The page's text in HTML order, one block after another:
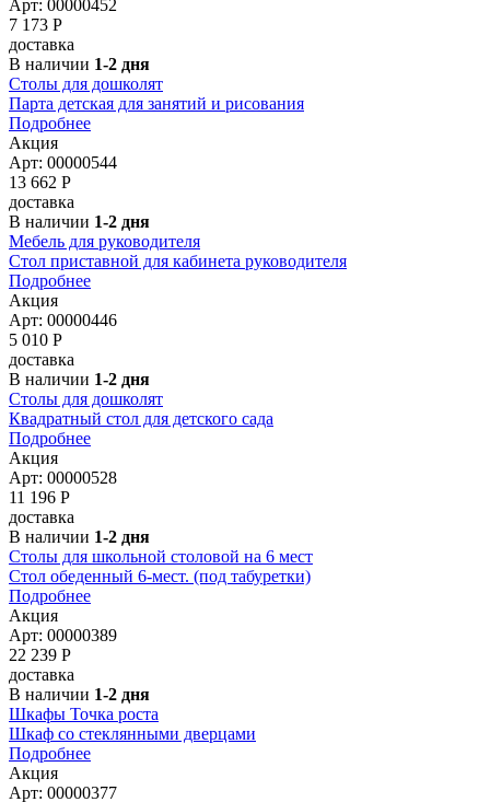
Арт: 00000452
7 173 Р
доставка
В наличии 1-2 дня
Столы для дошколят
Парта детская для занятий и рисования
Подробнее
Акция
Арт: 00000544
13 662 Р
доставка
В наличии 1-2 дня
Мебель для руководителя
Стол приставной для кабинета руководителя
Подробнее
Акция
Арт: 00000446
5 010 Р
доставка
В наличии 1-2 дня
Столы для дошколят
Квадратный стол для детского сада
Подробнее
Акция
Арт: 00000528
11 196 Р
доставка
В наличии 1-2 дня
Столы для школьной столовой на 6 мест
Стол обеденный 6-мест. (под табуретки)
Подробнее
Акция
Арт: 00000389
22 239 Р
доставка
В наличии 1-2 дня
Шкафы Точка роста
Шкаф со стеклянными дверцами
Подробнее
Акция
Арт: 00000377